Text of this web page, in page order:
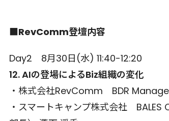
■RevComm登壇内容
Day2 8月30日(水) 11:40-12:20
12. AIの登場によるBiz組織の変化
・株式会社RevComm BDR
・スマートキャンプ株式会社 BALES